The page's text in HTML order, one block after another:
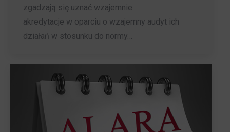
zgadzają się uznać wzajemnie
akredytacje w oparciu o wzajemny audyt ich
działań w stosunku do normy…